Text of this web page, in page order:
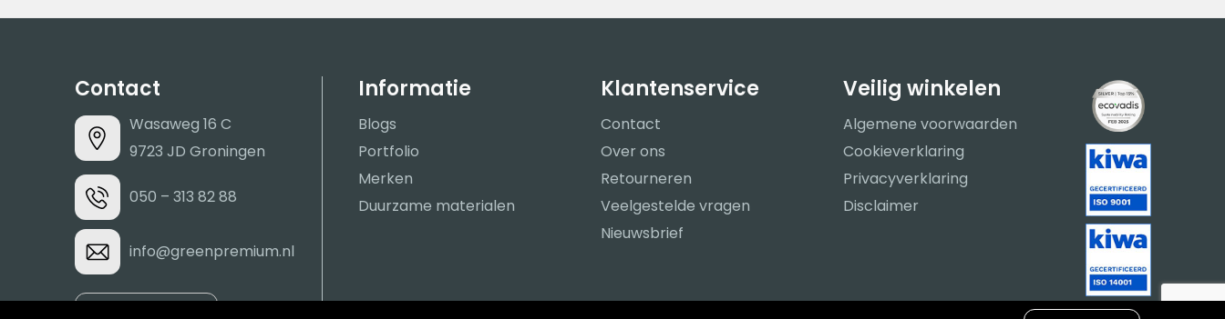
Contact
Wasaweg 16 C
9723 JD Groningen
050 – 313 82 88
info@greenpremium.nl
Informatie
Blogs
Portfolio
Merken
Duurzame materialen
Klantenservice
Contact
Over ons
Retourneren
Veelgestelde vragen
Nieuwsbrief
Veilig winkelen
Algemene voorwaarden
Cookieverklaring
Privacyverklaring
Disclaimer